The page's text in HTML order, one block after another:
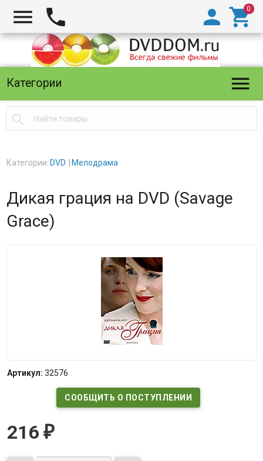
  

Категории 

Категории: DVD Мелодрама
Дикая грация на DVD (Savage
Grace)
Артикул: 32576
СООБЩИТЬ О ПОСТУПЛЕНИИ
216 ₽